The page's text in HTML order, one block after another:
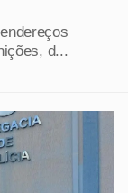
d...